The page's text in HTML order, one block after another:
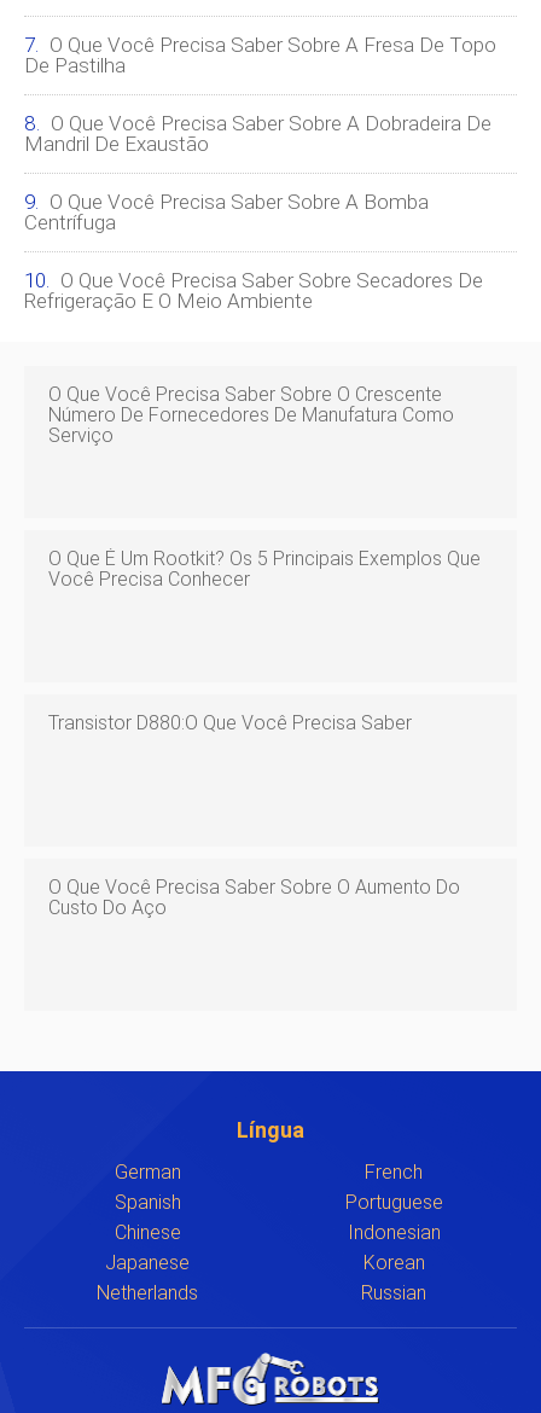
O Que Você Precisa Saber Sobre A Fresa De Topo
De Pastilha
O Que Você Precisa Saber Sobre A Dobradeira De
Mandril De Exaustão
O Que Você Precisa Saber Sobre A Bomba
Centrífuga
O Que Você Precisa Saber Sobre Secadores De
Refrigeração E O Meio Ambiente
O Que Você Precisa Saber Sobre O Crescente
Número De Fornecedores De Manufatura Como
Serviço
O Que É Um Rootkit? Os 5 Principais Exemplos Que
Você Precisa Conhecer
Transistor D880:o Que Você Precisa Saber
O Que Você Precisa Saber Sobre O Aumento Do
Custo Do Aço
Língua
German
French
Spanish
Portuguese
Chinese
Indonesian
Japanese
Korean
Netherlands
Russian